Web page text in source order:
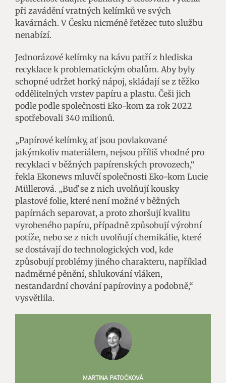
při zavádění vratných kelímků ve svých
kavárnách. V Česku nicméně řetězec tuto službu
nenabízí.
Jednorázové kelímky na kávu patří z hlediska
recyklace k problematickým obalům. Aby byly
schopné udržet horký nápoj, skládají se z těžko
oddělitelných vrstev papíru a plastu. Češi jich
podle podle společnosti Eko-kom za rok 2022
spotřebovali 340 milionů.
„Papírové kelímky, ať jsou povlakované
jakýmkoliv materiálem, nejsou příliš vhodné pro
recyklaci v běžných papírenských provozech,“
řekla Ekonews mluvčí společnosti Eko-kom Lucie
Müllerová. „Buď se z nich uvolňují kousky
plastové folie, které není možné v běžných
papírnách separovat, a proto zhoršují kvalitu
vyrobeného papíru, případně způsobují výrobní
potíže, nebo se z nich uvolňují chemikálie, které
se dostávají do technologických vod, kde
způsobují problémy jiného charakteru, například
nadměrné pěnění, shlukování vláken,
nestandardní chování papíroviny a podobně,“
vysvětlila.
MARTINA PATOČKOVÁ